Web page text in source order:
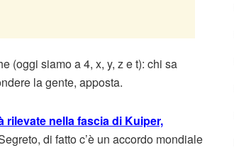
(oggi siamo a 4, x, y, z e t): chi sa
la gente, apposta.
rilevate nella fascia di Kuiper,
di fatto c’è un accordo mondiale